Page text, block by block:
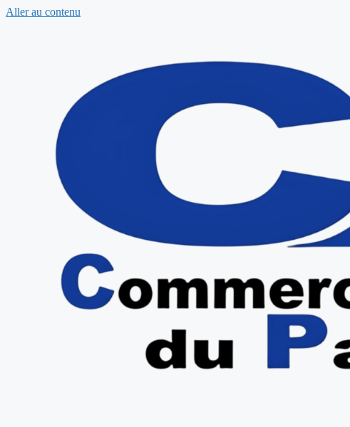
Aller au contenu